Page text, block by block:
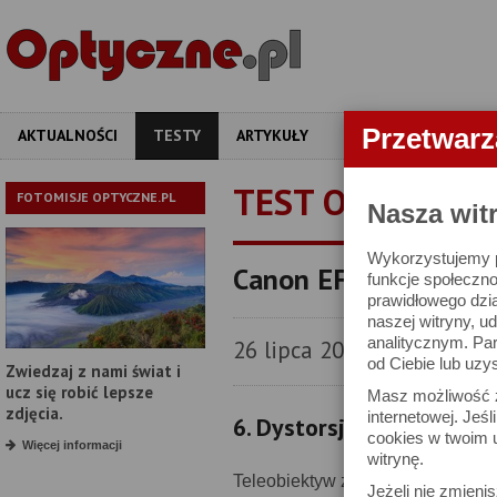
Nasza
Wykorzystujemy
funkcje
prawidłowego
naszej witryny,
analitycznym.
od Ciebie lub
Masz możliwość
internetowej.
cookies w twoim
witrynę.
Jeżeli nie
AKTUALNOŚCI TESTY ARTYKUŁY APARATY
FOTOMISJE OPTYCZNE.PL
Zwiedzaj z nami świat i
ucz się robić lepsze
zdjęcia.
Więcej informacji
TEST
Canon EF 70-200
26 lipca 2006
6. Dystorsja
Teleobiektyw